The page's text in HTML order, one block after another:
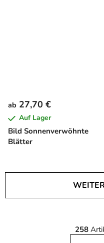
Bild Sonnenverwöhnte
Blätter
ab 27,70 €
Auf Lager
258